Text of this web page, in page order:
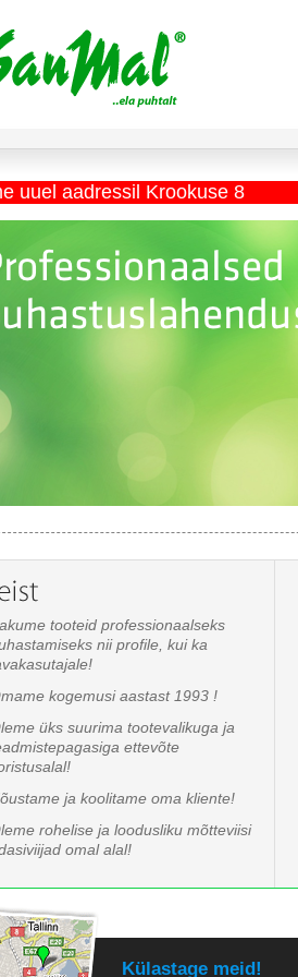
uuel aadressil Krookuse 8
tooteid professionaalseks
nii profile, kui ka
kogemusi aastast 1993 !
üks suurima tootevalikuga ja
ettevõte
ja koolitame oma kliente!
rohelise ja loodusliku mõtteviisi
omal alal!
Külastage meid!